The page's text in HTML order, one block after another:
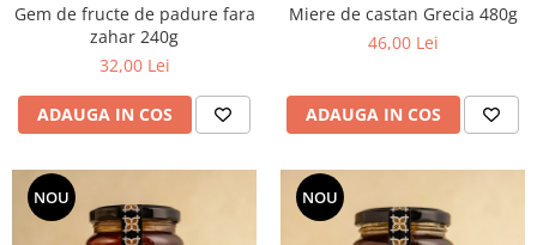
Gem de fructe de padure fara
zahar 240g
32,00 Lei
ADAUGA IN COS
Miere de castan Grecia 480g
46,00 Lei
ADAUGA IN COS
NOU NOU